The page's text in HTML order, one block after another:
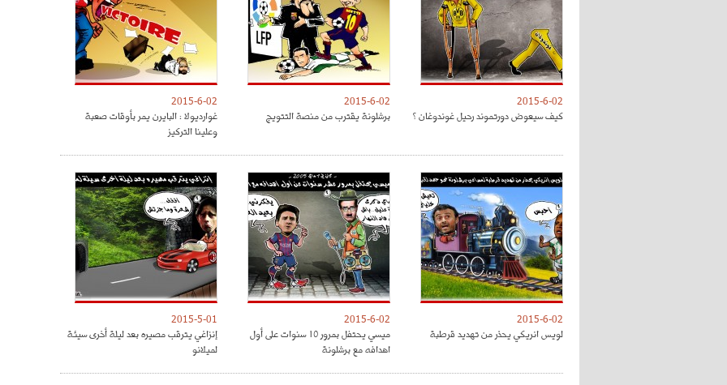
2015-6-02
كيف سيعوض دورتموند رحيل غوندوغان ؟
2015-6-02
برشلونة يقترب من منصة التتويج
2015-6-02
غوارديولا : البايرن يمر بأوقات صعبة
وعلينا التركيز
2015-6-02
لويس انريكي يحذر من تهديد قرطبة
2015-6-02
ميسي يحتفل بمرور 10 سنوات على أول
اهدافه مع برشلونة
2015-5-01
إنزاغي يترقب مصيره بعد ليلة أخرى سيئة
لميلانو